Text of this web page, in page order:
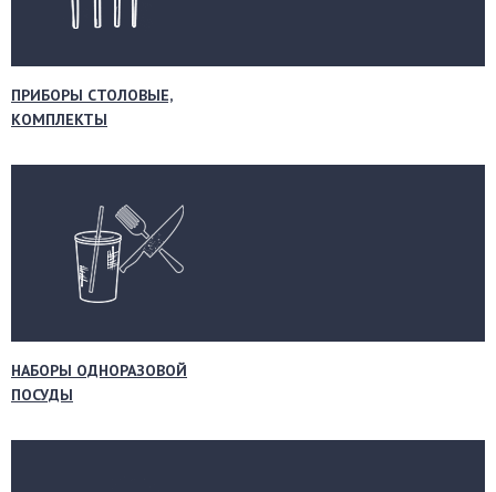
ПРИБОРЫ СТОЛОВЫЕ,
КОМПЛЕКТЫ
НАБОРЫ ОДНОРАЗОВОЙ
ПОСУДЫ